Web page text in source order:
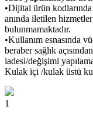
•Dijital ürün
anında iletilen
bulunmamaktadır.
•Kullanım esnasında
beraber sağlık
iadesi/değişimi
Kulak içi /kulak üstü
1